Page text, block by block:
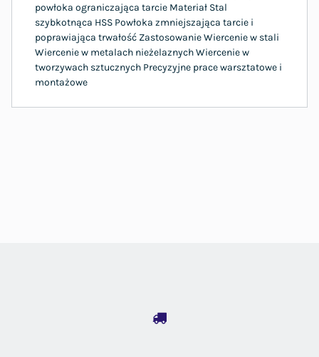
powłoka ograniczająca tarcie Materiał Stal
szybkotnąca HSS Powłoka zmniejszająca tarcie i
poprawiająca trwałość Zastosowanie Wiercenie w stali
Wiercenie w metalach nieżelaznych Wiercenie w
tworzywach sztucznych Precyzyjne prace warsztatowe i
montażowe